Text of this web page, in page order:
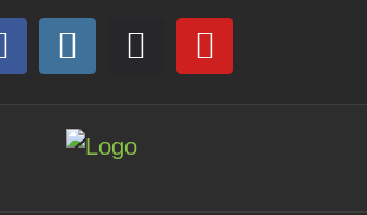
Instagram
DiscordYouTube